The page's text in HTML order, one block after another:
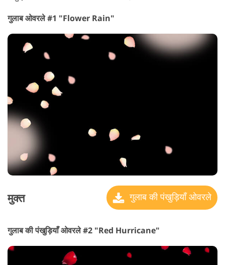
गुलाब ओवरले #1 "Flower Rain"
मुक्त गुलाब की पंखुड़ियाँ ओवरले
गुलाब की पंखुड़ियाँ ओवरले #2 "Red Hurricane"